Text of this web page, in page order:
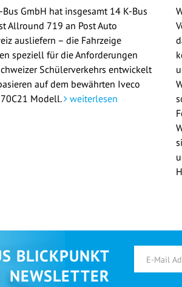
Bus GmbH hat insgesamt 14 K-Bus
Allround 719 an Post Auto
ausliefern – die Fahrzeige
speziell für die Anforderungen
Schülerverkehrs entwickelt
auf dem bewährten Iveco
Modell. weiterlesen
BLICKPUNKT
NEWSLETTER